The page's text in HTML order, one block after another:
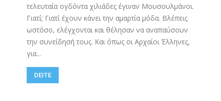
τελευταία ογδόντα χιλιάδες έγιναν Μουσουλμάνοι.
Γιατί; Γιατί έχουν κάνει την αμαρτία μόδα. Βλέπεις
ωστόσο, ελέγχονται και θέλησαν να αναπαύσουν
την συνείδησή τους. Και όπως οι Αρχαίοι Έλληνες,
για...
DEITE